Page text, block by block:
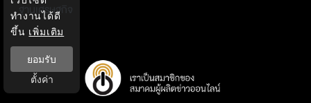
ฐานเศรษฐกิจ
ทำงานได้ดี
ขึ้น เพิ่มเติม
ยอมรับ
ตั้งค่า